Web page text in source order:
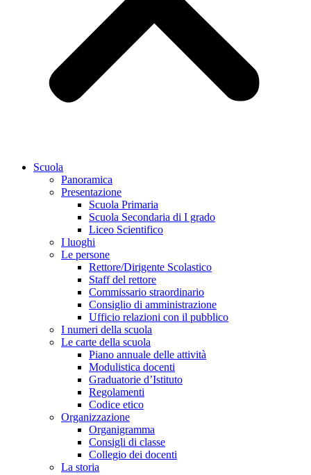
Scuola
Panoramica
Presentazione
Scuola Primaria
Scuola Secondaria di I grado
Liceo Scientifico
I luoghi
Le persone
Rettore/Dirigente Scolastico
Staff del rettore
Commissario straordinario
Consiglio di amministrazione
Ufficio relazioni con il pubblico
I numeri della scuola
Le carte della scuola
Piano annuale delle attività
Modulistica docenti
Graduatorie d’Istituto
Regolamenti
Codice etico
Organizzazione
Organigramma
Consigli di classe
Collegio dei docenti
La storia